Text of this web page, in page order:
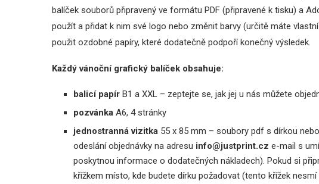
balíček souborů připravený ve formátu PDF (připravené k tisku) a
použít a přidat k nim své logo nebo změnit barvy (určitě máte
použit ozdobné papíry, které dodatečně podpoří konečný výsledek.
Každý vánoční grafický balíček obsahuje:
balicí papír B1 a XXL – zeptejte se, jak jej u nás můžete
pozvánka A6, 4 stránky
jednostranná vizitka 55 x 85 mm – soubory pdf s dírkou
odeslání objednávky na adresu info@justprint.cz e-mail s
poskytnou informace o dodatečných nákladech). Pokud si
křížkem místo, kde budete dírku požadovat (tento křížek